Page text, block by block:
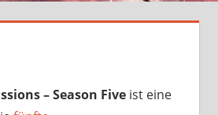
– Season Fiveist eine